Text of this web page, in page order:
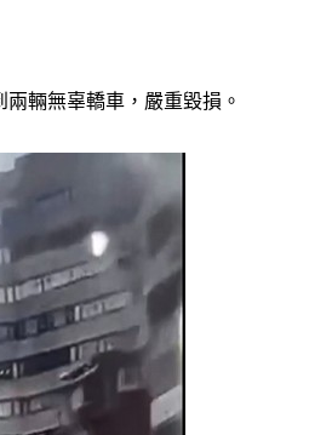
輛無辜轎車，嚴重毀損。